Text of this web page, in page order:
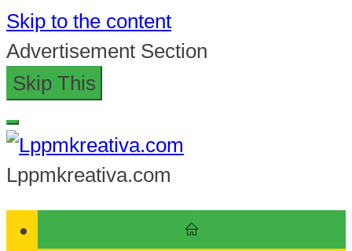
Skip to the content
Advertisement Section
Skip This
Lppmkreativa.com